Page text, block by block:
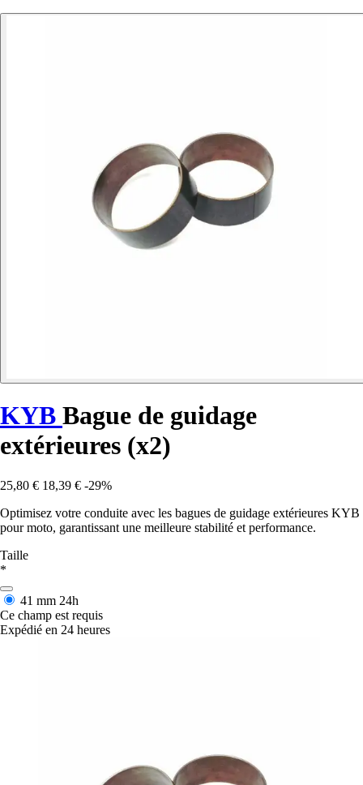
KYB Bague de guidage
extérieures (x2)
25,80 € 18,39 € -29%
Optimisez votre conduite avec les bagues de guidage extérieures KYB
pour moto, garantissant une meilleure stabilité et performance.
Taille
*
41 mm 24h
Ce champ est requis
Expédié en 24 heures